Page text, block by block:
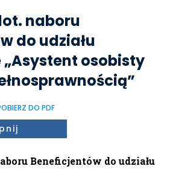
naboru
do udziału
osobisty
DO PDF
Beneficjentów do udziału